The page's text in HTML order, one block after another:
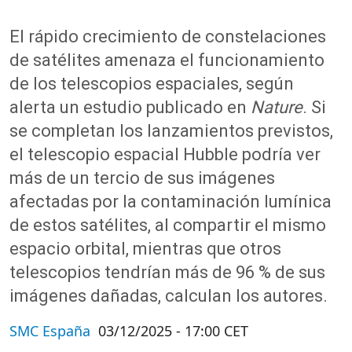
El rápido crecimiento de constelaciones
de satélites amenaza el funcionamiento
de los telescopios espaciales, según
alerta un estudio publicado en Nature. Si
se completan los lanzamientos previstos,
el telescopio espacial Hubble podría ver
más de un tercio de sus imágenes
afectadas por la contaminación lumínica
de estos satélites, al compartir el mismo
espacio orbital, mientras que otros
telescopios tendrían más de 96 % de sus
imágenes dañadas, calculan los autores.
SMC España 03/12/2025 - 17:00 CET